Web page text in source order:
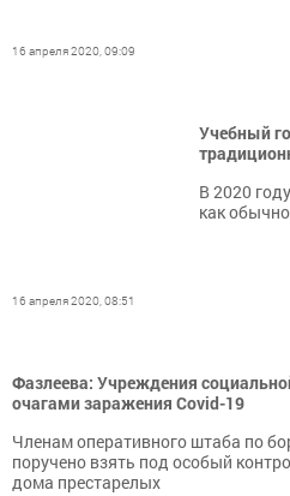
16 апреля 2020, 09:09
Учебный
В 2020
как
16 апреля 2020, 08:51
Фазлеева: Учреждения
очагами заражения Covid-19
Членам оперативного штаба по
поручено взять под особый
дома престарелых